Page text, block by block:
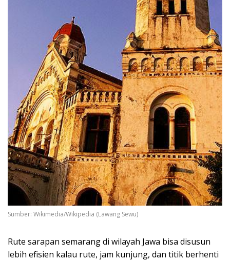
Sumber: Wikimedia/Wikipedia (Lawang Sewu)
Rute sarapan semarang di wilayah Jawa bisa disusun
lebih efisien kalau rute, jam kunjung, dan titik berhenti